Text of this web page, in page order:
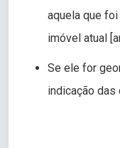
aquela que
imóvel atual
Se ele for
indicação das